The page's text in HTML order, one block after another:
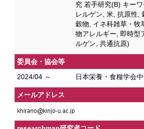
究 若手研究(B) キー
レルゲン, 米, 抗原性,
穀物, イネ科雑草・牧
物アレルギー, 即時型
ルゲン, 共通抗原)
委員会・協会等
2024/04 ～
日本栄養・食糧学会
メールアドレス